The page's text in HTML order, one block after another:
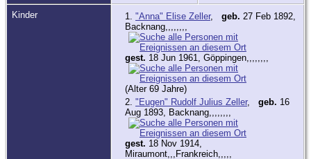
Kinder 1. "Anna" Elise Zeller, geb. 27 Feb 1892,
Backnang,,,,,,,,
gest. 18 Jun 1961, Göppingen,,,,,,,,
(Alter 69 Jahre)
2. "Eugen" Rudolf Julius Zeller, geb. 16
Aug 1893, Backnang,,,,,,,,
gest. 18 Nov 1914,
Miraumont,,,Frankreich,,,,,